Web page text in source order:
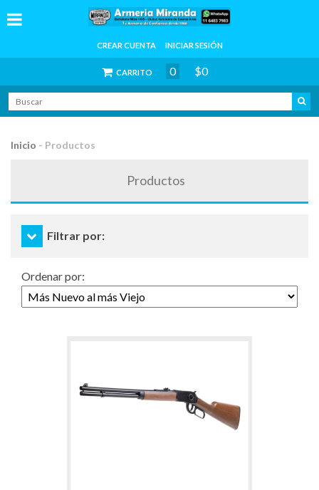
CREAR CUENTA INICIAR SESIÓN
CARRITO 0 $0
Inicio - Productos
Productos
Filtrar por:
Ordenar por: